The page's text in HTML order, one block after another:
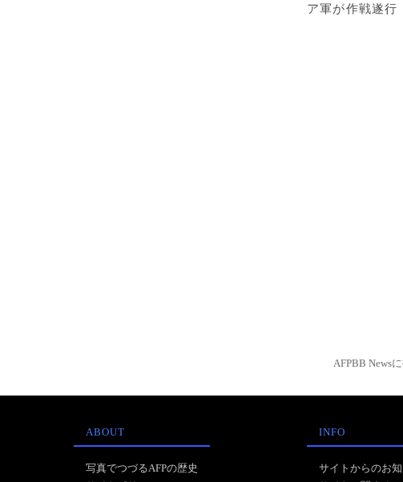
ア軍が作戦遂行
AFPBB News
ABOUT
写真でつづるAFPの歴史
INFO
サイトからのお